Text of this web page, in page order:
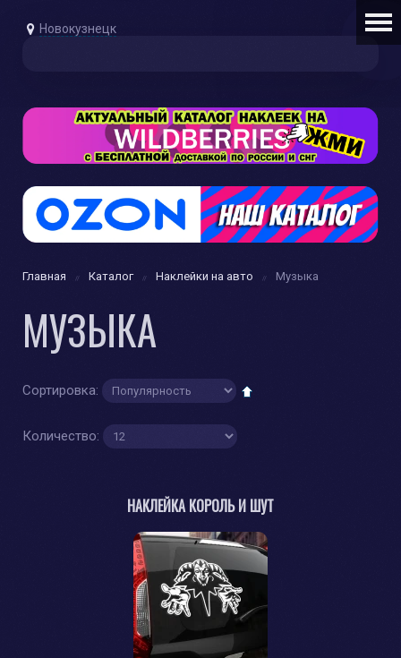
Новокузнецк
Главная Каталог Наклейки на авто Музыка
МУЗЫКА
Сортировка:
Количество:
НАКЛЕЙКА КОРОЛЬ И ШУТ